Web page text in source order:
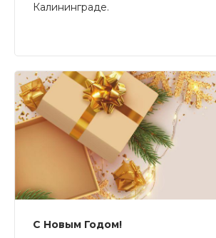
Калининграде.
С Новым Годом!